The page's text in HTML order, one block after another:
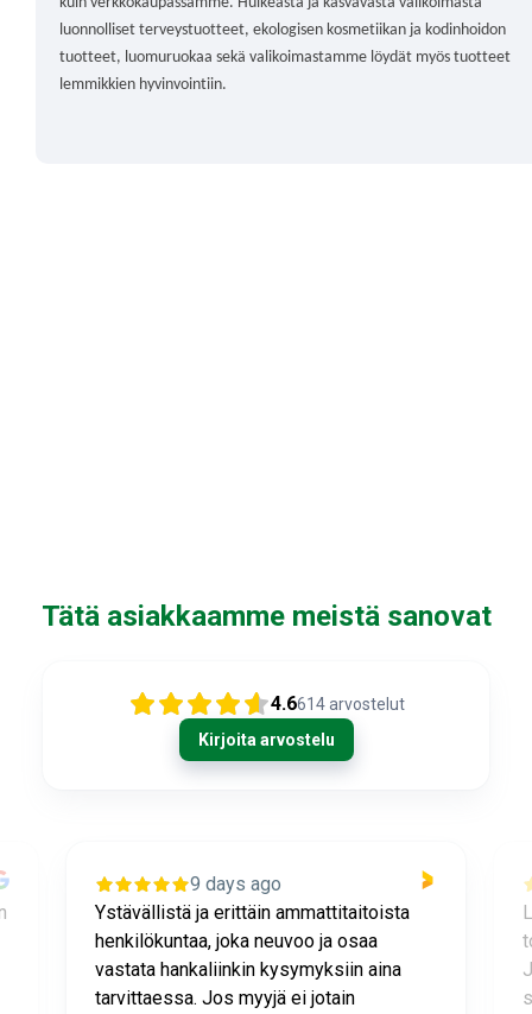
luonnolliset terveystuotteet, ekologisen kosmetiikan ja kodinhoidon
tuotteet, luomuruokaa sekä valikoimastamme löydät myös tuotteet
lemmikkien hyvinvointiin.
Tätä asiakkaamme meistä sanovat
4.6614 arvostelut
Kirjoita arvostelu
9 days ago
Ystävällistä ja erittäin ammattitaitoista
henkilökuntaa, joka neuvoo ja osaa
vastata hankaliinkin kysymyksiin aina
tarvittaessa. Jos myyjä ei jotain